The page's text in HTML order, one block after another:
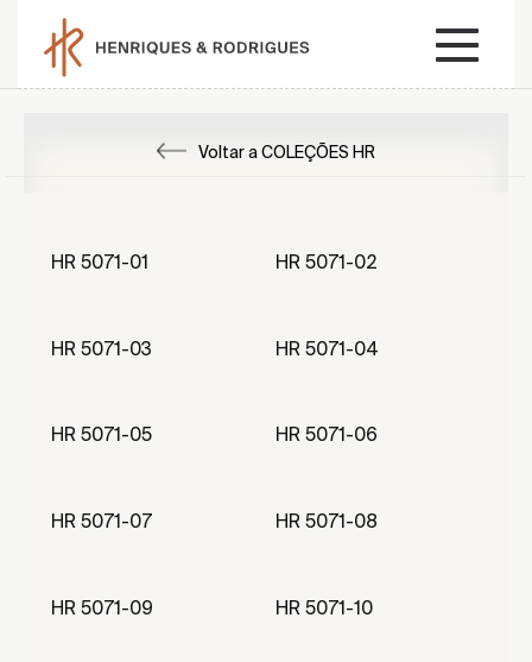
Voltar a COLEÇÕES HR
HR 5071-01 HR 5071-02
HR 5071-03 HR 5071-04
HR 5071-05 HR 5071-06
HR 5071-07 HR 5071-08
HR 5071-09 HR 5071-10